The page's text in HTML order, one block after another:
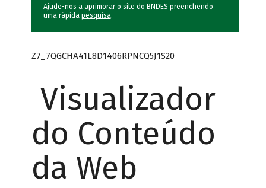
Ajude-nos a aprimorar o site do BNDES preenchendo
uma rápida pesquisa.
Z7_7QGCHA41L8D1406RPNCQ5J1S20
Visualizador
do Conteúdo
da Web